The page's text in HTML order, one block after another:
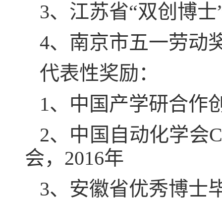
3、江苏省“双创博士
4、南京市五一劳动
代表性奖励：
1、中国产学研合作
2、中国自动化学会
会， 2016年
3、安徽省优秀博士